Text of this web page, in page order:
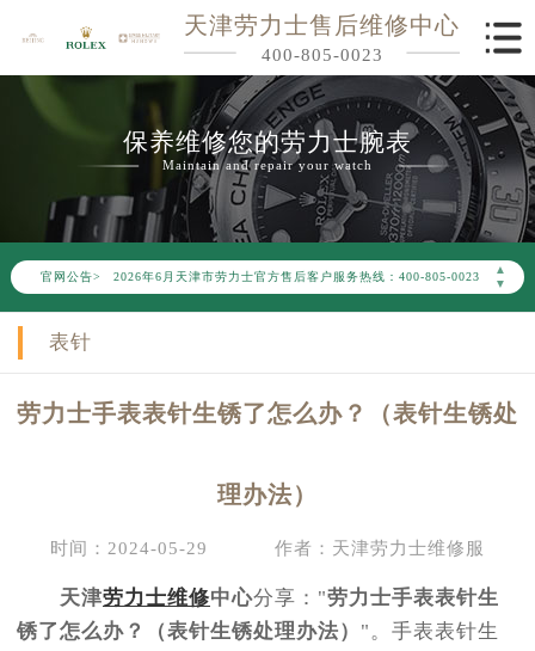
天津劳力士售后维修中心
400-805-0023
保养维修您的劳力士腕表
Maintain and repair your watch
官网公告>
▲
▼
2026年6月劳力士天津市售后服务网络优化升级公告
2026年6月天津市劳力士官方售后客户服务热线：400-805-0023
2026年6月劳力士售后服务中心最新网点地址：
节假日正常营业！
表针
劳力士手表表针生锈了怎么办？（表针生锈处
理办法）
时间：2024-05-29 作者：天津劳力士维修服
天津劳力士维修中心分享："劳力士手表表针生
锈了怎么办？（表针生锈处理办法） "。手表表针生